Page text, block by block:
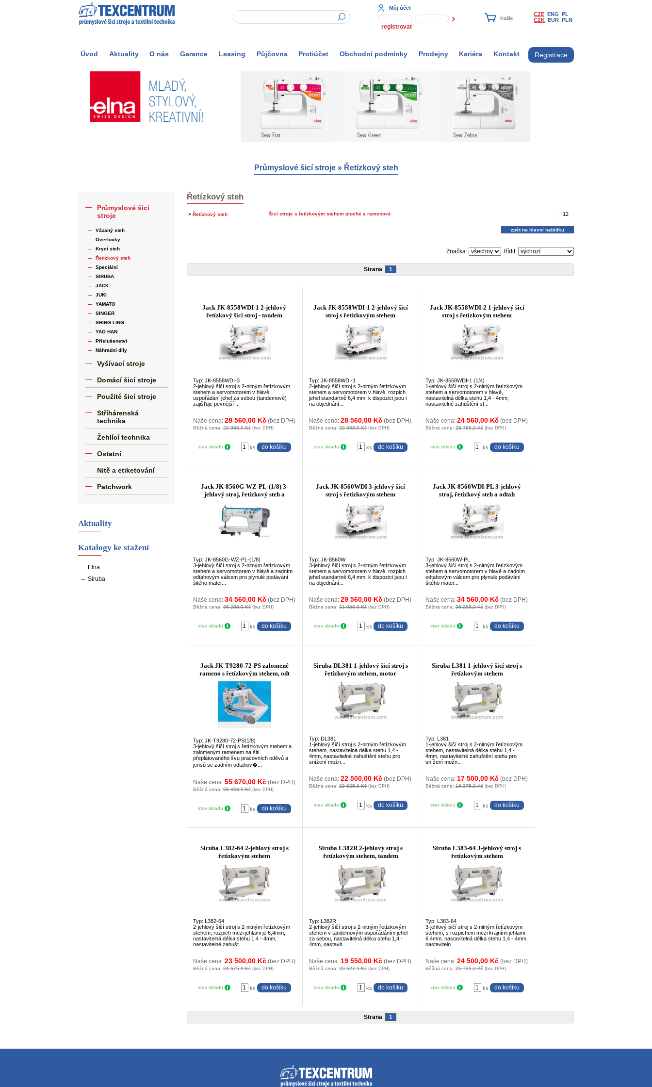
Můj účet
registrovat
CZE ENG PL
CZK EUR PLN
Úvod Aktuality O nás Garance Leasing Půjčovna Protiúčet Obchodní podmínky Prodejny Kariéra Kontakt Registrace
Průmyslové šicí stroje» Řetízkový steh
Průmyslové šicí
stroje
Vázaný steh
Overlocky
Krycí steh
Řetízkový steh
Speciální
SIRUBA
JACK
JUKI
YAMATO
SINGER
SHING LING
YAO HAN
Příslušenství
Náhradní díly
Vyšívací stroje
Domácí šicí stroje
Použité šicí stroje
Stříhárenská
technika
Žehlící technika
Ostatní
Nitě a etiketování
Patchwork
Aktuality
Katalogy ke stažení
Elna
Siruba
Řetízkový steh
» Řetízkový steh Šicí stroje s řetízkovým stehem ploché a ramenové 12
zpět na hlavní nabídku
třídit:
Značka:
Strana 1
Jack JK-8558WDI-1 2-jehlový
řetízkový šicí stroj - tandem
Typ: JK-8558WDI-3
2-jehlový šičí stroj s 2-nitným řetízkovým
stehem a servomotorem v hlavě,
uspořádání jehel za sebou (tandemově)
zajišťuje pevnější ...
Naše cena: 28 560,00 Kč (bez DPH)
Běžná cena:29 988,0 Kč (bez DPH)
stav skladu ks
Jack JK-8558WDI-1 2-jehlový šicí
stroj s řetízkovým stehem
Typ: JK-8558WDI-1
2-jehlový šičí stroj s 2-nitným řetízkovým
stehem a servomotorem v hlavě, rozpich
jehel standartně 6,4 mm, k dispozici jsou i
na objednání...
Naše cena:28 560,00 Kč (bez DPH)
Běžná cena:29 988,0 Kč (bez DPH)
stav skladu ks
Jack JK-8558WDI-2 1-jehlový šicí
stroj s řetízkovým stehem
Typ: JK-8558WDI-1 (1/4)
1-jehlový šičí stroj s 2-nitným řetízkovým
stehem a servomotorem v hlavě,
nastavitelná délka stehu 1,4 - 4mm,
nastavitelné zahuštění st...
Naše cena: 24 560,00 Kč (bez DPH)
Běžná cena:25 788,0 Kč (bez DPH)
stav skladu ks
Jack JK-8560G-WZ-PL-(1/8) 3-
jehlový stroj, řetízkový steh a
Typ: JK-8560G-WZ-PL-(1/8)
3-jehlový šičí stroj s 2-nitným řetízkovým
stehem a servomotorem v hlavě a zadním
odtahovým válcem pro plynulé podávání
šitého mater...
Naše cena: 34 560,00 Kč (bez DPH)
Běžná cena:36 288,0 Kč (bez DPH)
stav skladu ks
Jack JK-8560WDI 3-jehlový šicí
stroj s řetízkovým stehem
Typ: JK-8560W
3-jehlový šičí stroj s 2-nitným řetízkovým
stehem a servomotorem v hlavě, rozpich
jehel standartně 6,4 mm, k dispozici jsou i
na objednání...
Naše cena:29 560,00 Kč (bez DPH)
Běžná cena:31 038,0 Kč (bez DPH)
stav skladu ks
Jack JK-8560WDI-PL 3-jehlový
stroj, řetízkový steh a odtah
Typ: JK-8560W-PL
3-jehlový šičí stroj s 2-nitným řetízkovým
stehem a servomotorem v hlavě a zadním
odtahovým válcem pro plynulé podávání
šitého mater...
Naše cena: 34 560,00 Kč (bez DPH)
Běžná cena:36 288,0 Kč (bez DPH)
stav skladu ks
Jack JK-T9280-72-PS zalomené
rameno s řetízkovým stehem, odt
Typ: JK-T9280-72-PS(1/8)
3-jehlový šičí stroj s řetízkovým stehem a
zalomeným ramenem na šití
přeplátovaného švu pracovních oděvů a
jensů se zadním odtahov�...
Naše cena: 55 670,00 Kč (bez DPH)
Běžná cena:58 453,5 Kč (bez DPH)
stav skladu ks
Siruba DL381 1-jehlový šicí stroj s
řetízkovým stehem, motor
Typ: DL381
1-jehlový šičí stroj s 2-nitným řetízkovým
stehem, nastavitelná délka stehu 1,4 -
4mm, nastavitelné zahuštění stehu pro
snížení možn...
Naše cena:22 500,00 Kč (bez DPH)
Běžná cena:23 625,0 Kč (bez DPH)
stav skladu ks
Siruba L381 1-jehlový šicí stroj s
řetízkovým stehem
Typ: L381
1-jehlový šičí stroj s 2-nitným řetízkovým
stehem, nastavitelná délka stehu 1,4 -
4mm, nastavitelné zahuštění stehu pro
snížení možn...
Naše cena: 17 500,00 Kč (bez DPH)
Běžná cena:18 375,0 Kč (bez DPH)
stav skladu ks
Siruba L382-64 2-jehlový stroj s
řetízkovým stehem
Typ: L382-64
2-jehlový šičí stroj s 2-nitným řetízkovým
stehem, rozpich mezi jehlami je 6,4mm,
nastavitelná délka stehu 1,4 - 4mm,
nastavitelné zahušt...
Naše cena: 23 500,00 Kč (bez DPH)
Běžná cena:24 675,0 Kč (bez DPH)
stav skladu ks
Siruba L382R 2-jehlový stroj s
řetízkovým stehem, tandem
Typ: L382R
2-jehlový šičí stroj s 2-nitným řetízkovým
stehem v tandemovým uspořádáním jehel
za sebou, nastavitelná délka stehu 1,4 -
4mm, nastavit...
Naše cena: 19 550,00 Kč (bez DPH)
Běžná cena:20 527,5 Kč (bez DPH)
stav skladu ks
Siruba L383-64 3-jehlový stroj s
řetízkovým stehem
Typ: L383-64
3-jehlový šičí stroj s 2-nitným řetízkovým
stehem, s rozpichem mezi krajními jehlami
6,4mm, nastavitelná délka stehu 1,4 - 4mm,
nastaviteln...
Naše cena: 24 500,00 Kč (bez DPH)
Běžná cena:25 725,0 Kč (bez DPH)
stav skladu ks
Strana 1